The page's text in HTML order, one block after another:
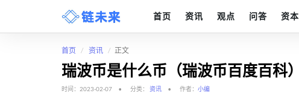
首页 资讯 观点 问答 资本
首页 资讯 正文
瑞波币是什么币（瑞波币百度百科）
时间：2023-02-07 分类： 资讯 作者： 小编